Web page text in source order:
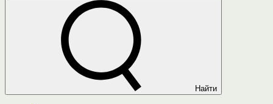
Найти